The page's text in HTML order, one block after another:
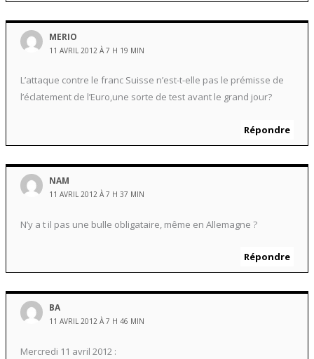
MERIO
11 AVRIL 2012 À 7 H 19 MIN
L’attaque contre le franc Suisse n’est-t-elle pas le prémisse de
l’éclatement de l’Euro,une sorte de test avant le grand jour?
Répondre
NAM
11 AVRIL 2012 À 7 H 37 MIN
N’y a t il pas une bulle obligataire, même en Allemagne ?
Répondre
BA
11 AVRIL 2012 À 7 H 46 MIN
Mercredi 11 avril 2012 :